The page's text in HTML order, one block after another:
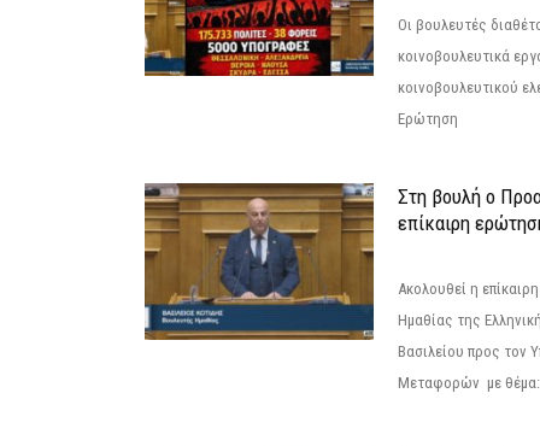
Οι βουλευτές
κοινοβουλευτικά
κοινοβουλευτικού
Ερώτηση
Στη βουλή ο
επίκαιρη
Ακολουθεί η
Ημαθίας της
Βασιλείου προς τον
Μεταφορών με θέμα: